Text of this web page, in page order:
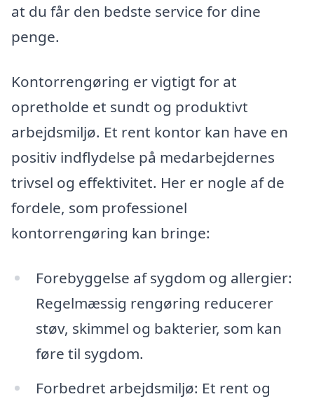
at du får den bedste service for dine
penge.
Kontorrengøring er vigtigt for at
opretholde et sundt og produktivt
arbejdsmiljø. Et rent kontor kan have en
positiv indflydelse på medarbejdernes
trivsel og effektivitet. Her er nogle af de
fordele, som professionel
kontorrengøring kan bringe:
Forebyggelse af sygdom og allergier:
Regelmæssig rengøring reducerer
støv, skimmel og bakterier, som kan
føre til sygdom.
Forbedret arbejdsmiljø: Et rent og